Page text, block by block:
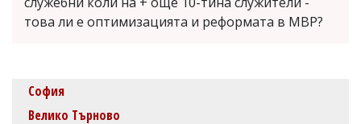
това ли е оптимизацията и реформата в МВР?
София
Велико Търново